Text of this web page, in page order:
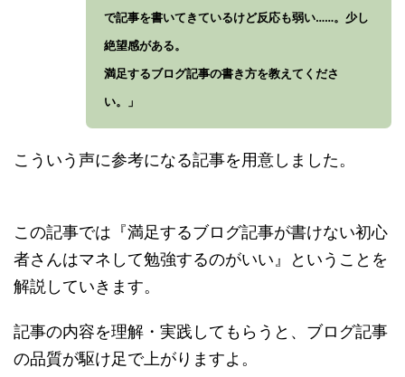
で記事を書いてきているけど反応も弱い……。少し
絶望感がある。
満足するブログ記事の書き方を教えてくださ
い。」
こういう声に参考になる記事を用意しました。
この記事では『満足するブログ記事が書けない初心
者さんはマネして勉強するのがいい』ということを
解説していきます。
記事の内容を理解・実践してもらうと、ブログ記事
の品質が駆け足で上がりますよ。